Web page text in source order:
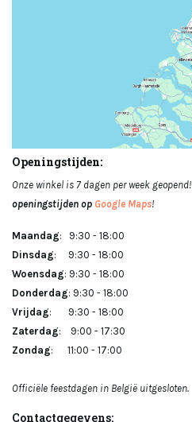
Openingstijden:
Onze winkel is 7 dagen per week geopend!
openingstijden op Google Maps!
Maandag: 9:30 - 18:00
Dinsdag: 9:30 - 18:00
Woensdag: 9:30 - 18:00
Donderdag: 9:30 - 18:00
Vrijdag: 9:30 - 18:00
Zaterdag: 9:00 - 17:30
Zondag: 11:00 - 17:00
Officiële feestdagen in België uitgesloten.
Contactgegevens: